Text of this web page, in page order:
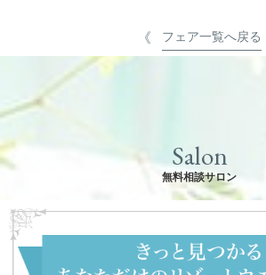
フェア一覧へ戻る
Salon
無料相談サロン